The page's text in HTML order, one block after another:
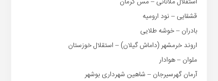
قشقایی – نود ارومیه
بادران – خوشه طلایی
اروند خرمشهر (داماش گیلان) – استقلال خوزستان
ملوان – هوادار
آرمان گهرسیرجان – شاهین شهرداری بوشهر